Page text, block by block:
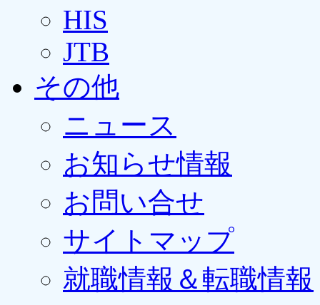
HIS
JTB
その他
ニュース
お知らせ情報
お問い合せ
サイトマップ
就職情報＆転職情報